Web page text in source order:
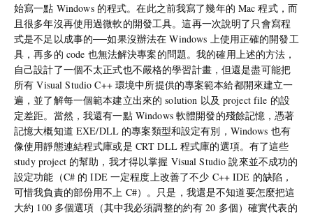
始寫一點 Windows 的程式。在此之前我寫了幾年的 Mac 程式，而
且很多年沒再使用過微軟的開發工具。這再一次說明了只會寫程
式是不足以成事的──如果沒辦法在 Windows 上使用正確的開發工
具，再多的 code 也無法解決專案的問題。我的確用上述的方法，
自己設計了一個不太正式也不嚴格的學習計畫，但還是盡可能把
所有 Visual Studio C++ 環境中所提供的專案範本給都開來建立一
遍，並了解每一個範本建立出來的 solution 以及 project file 的設
定差距。當然，我還有一點 Windows 軟體開發的殘餘記憶，憑著
記憶大概知道 EXE/DLL 的專案類型和設定有別，Windows 也有
像使用靜態連結程式庫或是 CRT DLL 程式庫的選項。有了這些
study project 的幫助，我才得以掌握 Visual Studio 說來並不成功的
設定功能（C# 的 IDE 一定程度上改善了不少 C++ IDE 的缺陷，
可惜我負責的部份用不上 C#）。只是，我還是不知道要怎麼把這
大約 100 多個選項（其中我必須調整的約有 20 多個）確實代表的